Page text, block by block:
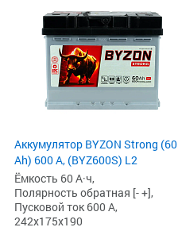
Аккумулятор BYZON Strong (60
Ah) 600 А, (BYZ600S) L2
Ёмкость 60 А·ч,
Полярность обратная [- +],
Пусковой ток 600 А,
242x175x190